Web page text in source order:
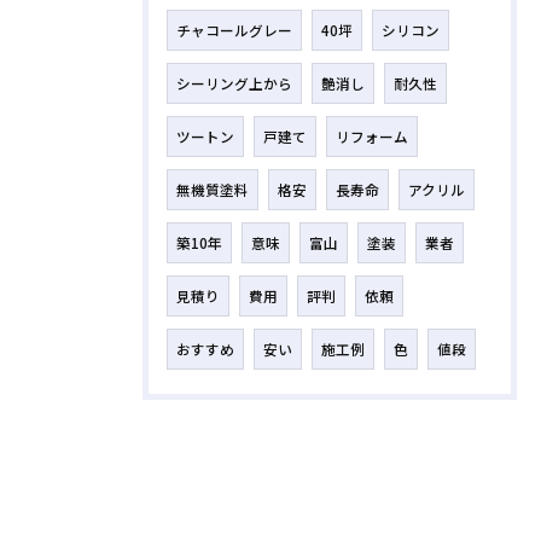
チャコールグレー 40坪 シリコン
シーリング上から 艶消し 耐久性
ツートン 戸建て リフォーム
無機質塗料 格安 長寿命 アクリル
築10年 意味 富山 塗装 業者
見積り 費用 評判 依頼
おすすめ 安い 施工例 色 値段